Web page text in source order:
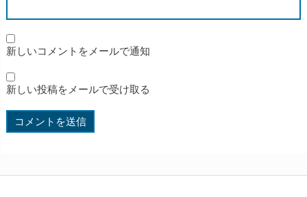
新しいコメントをメールで通知
新しい投稿をメールで受け取る